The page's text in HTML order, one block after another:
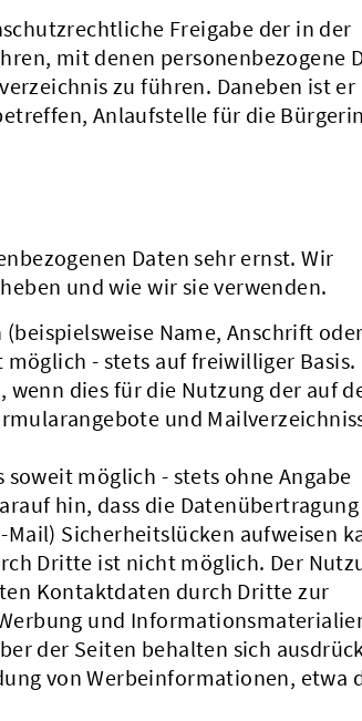
Freigabe der in der
mit denen personenbezogene
zu führen. Daneben ist er
Anlaufstelle für die
Daten sehr ernst. Wir
und wie wir sie verwenden.
Name, Anschrift
- stets auf freiwilliger Basis.
wenn dies für die Nutzung der auf
und
möglich - stets ohne Angabe
hin, dass die
Sicherheitslücken aufweisen
Dritte ist nicht möglich. Der
Kontaktdaten durch Dritte zur
und
der Seiten behalten sich
von Werbeinformationen, etwa